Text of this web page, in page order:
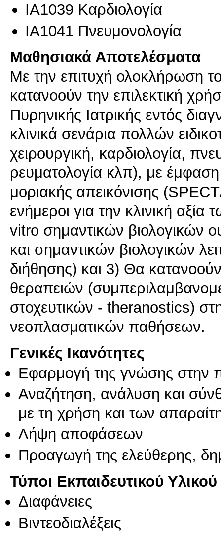
ΙΑ1039 Καρδιολογία
ΙΑ1041 Πνευμονολογία
Μαθησιακά Αποτελέσματα
Με την επιτυχή ολοκλήρωση
κατανοούν την επιλεκτική
Πυρηνικής Ιατρικής εντός
κλινικά σενάρια πολλών
χειρουργική, καρδιολογία,
ρευματολογία κλπ), με έμφαση
μοριακής απεικόνισης
ενήμεροι για την κλινική
vitro σημαντικών βιολογικών
και σημαντικών βιολογικών
διήθησης) και 3) Θα
θεραπειών
στοχευτικών - theranostics)
νεοπλασματικών παθήσεων.
Γενικές Ικανότητες
Εφαρμογή της γνώσης στην
Αναζήτηση, ανάλυση και
με τη χρήση και των
Λήψη αποφάσεων
Προαγωγή της ελεύθερης,
Τύποι Εκπαιδευτικού Υλικού
Διαφάνειες
Βιντεοδιαλέξεις